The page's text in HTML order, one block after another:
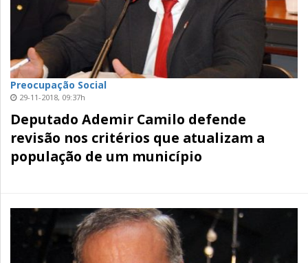
Preocupação Social
29-11-2018, 09:37h
Deputado Ademir Camilo defende
revisão nos critérios que atualizam a
população de um município